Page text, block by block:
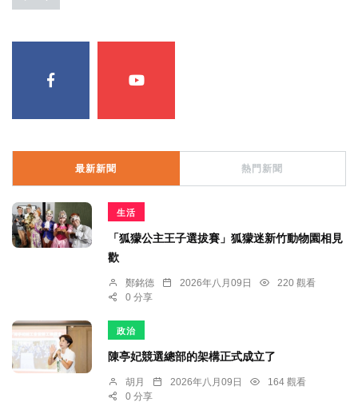
最新新聞 熱門新聞
生活
「狐獴公主王子選拔賽」狐獴迷新竹動物園相見
歡
鄭銘德 2026年八月09日
220 觀看
0 分享
政治
陳亭妃競選總部的架構正式成立了
胡月 2026年八月09日
164 觀看
0 分享